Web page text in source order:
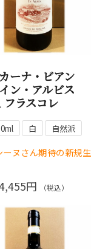
ーナ・ビアン
ン・アルビス
フラスコレ
白 自然派
ヌさん期待の新規生
円 （税込）